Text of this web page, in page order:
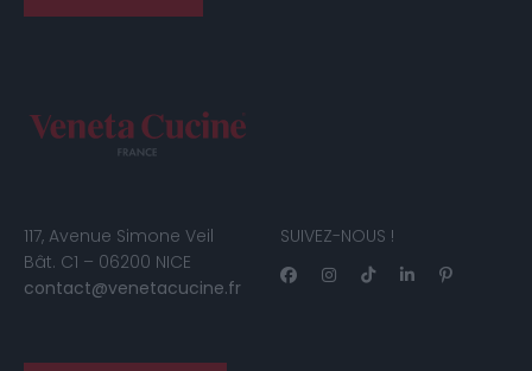
117, Avenue Simone Veil
Bât. C1 – 06200 NICE
contact@venetacucine.fr
SUIVEZ-NOUS !